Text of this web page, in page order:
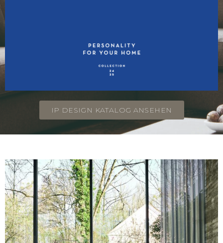
IP DESIGN KATALOG ANSEHEN